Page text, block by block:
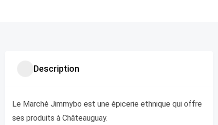
Description
Le Marché Jimmybo est une épicerie ethnique qui offre
ses produits à Châteauguay.